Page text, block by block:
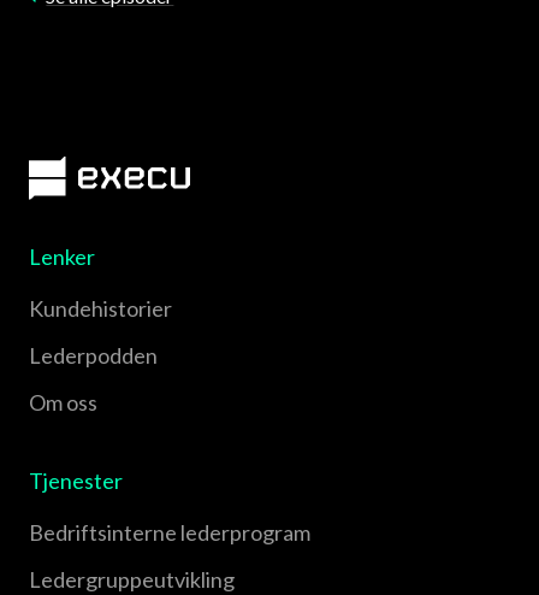
Lenker
Kundehistorier
Lederpodden
Om oss
Tjenester
Bedriftsinterne lederprogram
Leder­gruppe­utvikling